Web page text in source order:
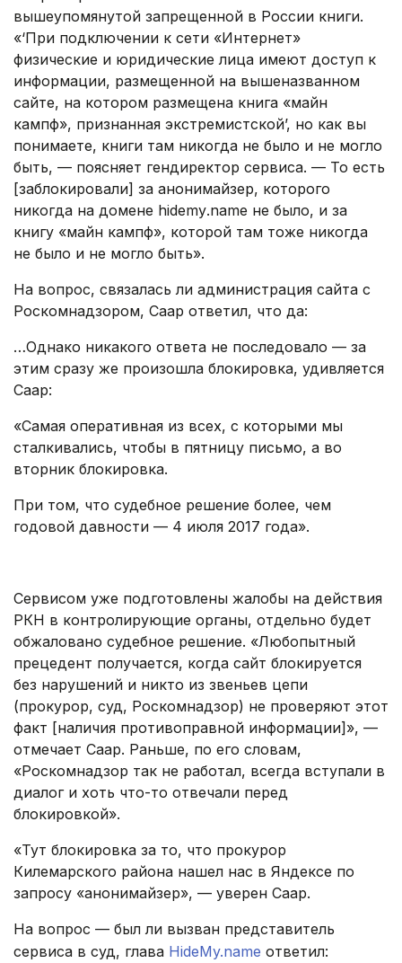
вышеупомянутой запрещенной в России книги.
«‘При подключении к сети «Интернет»
физические и юридические лица имеют доступ к
информации, размещенной на вышеназванном
сайте, на котором размещена книга «майн
кампф», признанная экстремистской’, но как вы
понимаете, книги там никогда не было и не могло
быть, — поясняет гендиректор сервиса. — То есть
[заблокировали] за анонимайзер, которого
никогда на домене hіdеmу.nаmе не было, и за
книгу «майн кампф», которой там тоже никогда
не было и не могло быть».
На вопрос, связалась ли администрация сайта с
Роскомнадзором, Саар ответил, что да:
…Однако никакого ответа не последовало — за
этим сразу же произошла блокировка, удивляется
Саар:
«Самая оперативная из всех, с которыми мы
сталкивались, чтобы в пятницу письмо, а во
вторник блокировка.
При том, что судебное решение более, чем
годовой давности — 4 июля 2017 года».
Сервисом уже подготовлены жалобы на действия
РКН в контролирующие органы, отдельно будет
обжаловано судебное решение. «Любопытный
прецедент получается, когда сайт блокируется
без нарушений и никто из звеньев цепи
(прокурор, суд, Роскомнадзор) не проверяют этот
факт [наличия противоправной информации]», —
отмечает Саар. Раньше, по его словам,
«Роскомнадзор так не работал, всегда вступали в
диалог и хоть что-то отвечали перед
блокировкой».
«Тут блокировка за то, что прокурор
Килемарского района нашел нас в Яндексе по
запросу «анонимайзер», — уверен Саар.
На вопрос — был ли вызван представитель
сервиса в суд, глава HideMy.name ответил: